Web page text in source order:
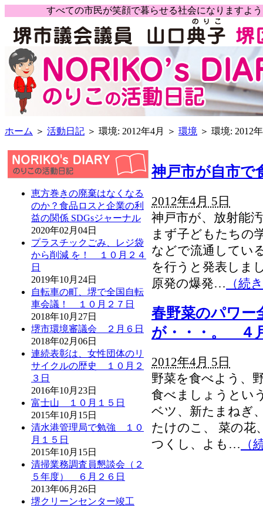
すべての市民が笑顔で暮らせる社会になります
ホーム ＞ 活動日記 ＞ 環境: 2012年4月 ＞ 環境 ＞ 環境: 2012
恵方巻きの廃棄はなくなる
のか？食品ロスと企業の利
益の関係 SDGsジャーナル
2020年02月04日
プラスチックごみ、レジ袋
から削減 を！ １０月２４
日
2019年10月24日
自転車の町、堺で全国自転
車会議！ １０月２７日
2018年10月27日
堺市環境審議会 ２月６日
2018年02月06日
連続表彰は、女性団体のリ
サイクルの歴史 １０月２
３日
2016年10月23日
富士山 １０月１５日
2015年10月15日
清水港管理局で勉強 １０
月１５日
2015年10月15日
清掃業務調査員懇談会（２
５年度） ６月２６日
2013年06月26日
堺クリーンセンター竣工
神戸市が自市
2012年4月 5日
神戸市が、放射能
まず子どもたちの
などで流通してい
を行うと発表しま
原発の爆発… （続
春野菜のパワー
が・・・。 ４
2012年4月 5日
野菜を食べよう、
食べましょうとい
ベツ、新たまねぎ
たけのこ、 菜の花
つくし、よも… （